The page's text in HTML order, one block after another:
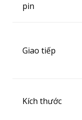
pin
Giao tiếp
Kích thước